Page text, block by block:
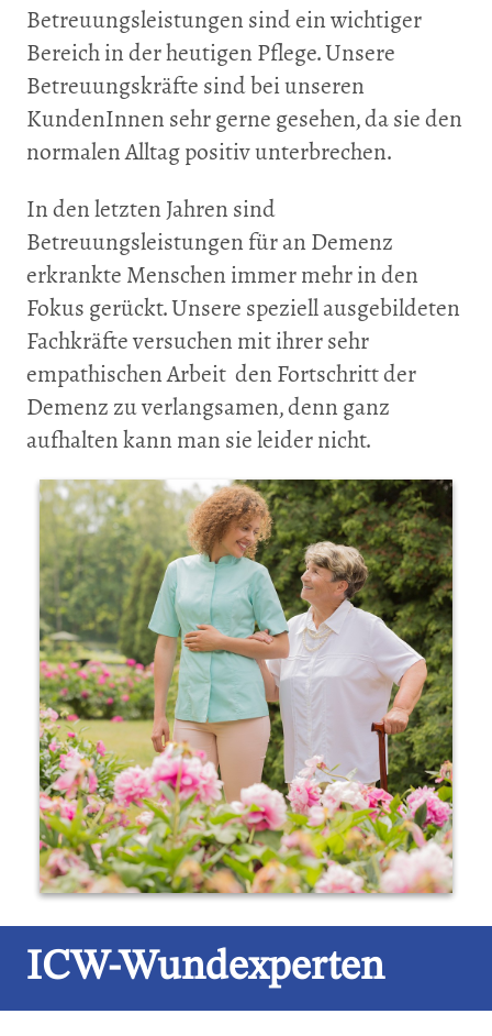
Betreuungsleistungen sind ein wichtiger
Bereich in der heutigen Pflege. Unsere
Betreuungskräfte sind bei unseren
KundenInnen sehr gerne gesehen, da sie den
normalen Alltag positiv unterbrechen.
In den letzten Jahren sind
Betreuungsleistungen für an Demenz
erkrankte Menschen immer mehr in den
Fokus gerückt. Unsere speziell ausgebildeten
Fachkräfte versuchen mit ihrer sehr
empathischen Arbeit den Fortschritt der
Demenz zu verlangsamen, denn ganz
aufhalten kann man sie leider nicht.
ICW-Wundexperten